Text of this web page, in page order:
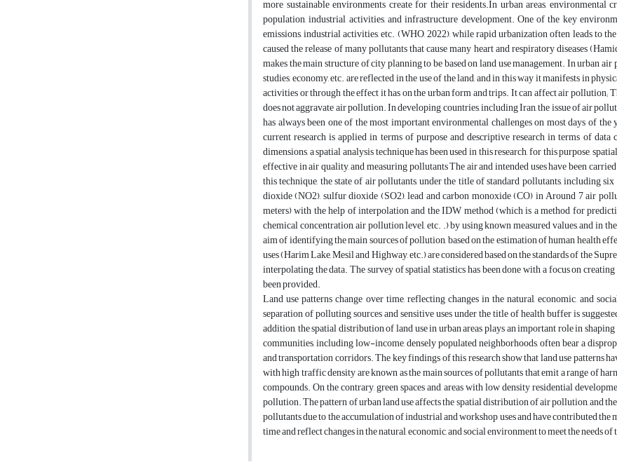
more sustainable environments create for their residents.In urban areas,
population, industrial activities, and infrastructure development. One of the key
emissions, industrial activities, etc. (WHO, 2022), while rapid urbanization often leads to
caused the release of many pollutants that cause many heart and respiratory diseases
makes the main structure of city planning to be based on land use management. In urban
studies, economy, etc. are reflected in the use of the land, and in this way it manifests in
activities or through the effect it has on the urban form and trips. It can affect air pollution;
does not aggravate air pollution. In developing countries, including Iran, the issue of air
has always been one of the most important environmental challenges on most days of
current research is applied in terms of purpose and descriptive research in terms of
dimensions, a spatial analysis technique has been used in this research, for this purpose,
effective in air quality, and measuring pollutants The air and intended uses have been
this technique, the state of air pollutants, under the title of standard pollutants, including
dioxide (NO2), sulfur dioxide (SO2), lead and carbon monoxide (CO) in Around 7 air
meters) with the help of interpolation and the IDW method (which is a method for
chemical concentration, air pollution level, etc. .) by using known measured values, and in
aim of identifying the main sources of pollution, based on the estimation of human health
uses (Harim Lake, Mesil and Highway, etc.) are considered based on the standards of the
interpolating the data. The survey of spatial statistics has been done with a focus on
been provided.
Land use patterns change over time, reflecting changes in the natural, economic, and
separation of polluting sources and sensitive uses under the title of health buffer is
addition, the spatial distribution of land use in urban areas plays an important role in
communities, including low-income, densely populated neighborhoods, often bear a
and transportation corridors. The key findings of this research show that land use patterns
with high traffic density are known as the main sources of pollutants that emit a range of
compounds. On the contrary, green spaces and areas with low density residential
pollution. The pattern of urban land use affects the spatial distribution of air pollution, and
pollutants due to the accumulation of industrial and workshop uses and have contributed
time and reflect changes in the natural, economic, and social environment to meet the needs